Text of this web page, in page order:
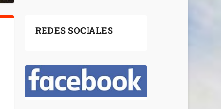
REDES SOCIALES